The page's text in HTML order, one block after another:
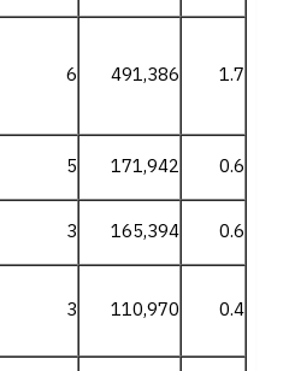
6 491,386 1.7
5 171,942 0.6
3 165,394 0.6
3 110,970 0.4